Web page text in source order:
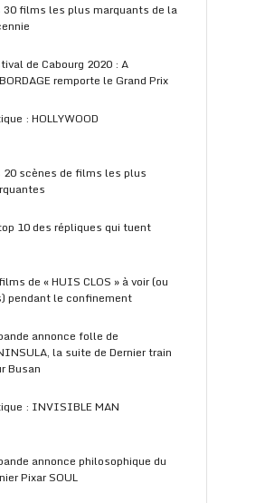
30 films les plus marquants de la
de Cabourg 2020 : A
remporte le Grand Prix
: HOLLYWOOD
20 scènes de films les plus
10 des répliques qui tuent
de « HUIS CLOS » à voir (ou
pendant le confinement
annonce folle de
la suite de Dernier train
Busan
: INVISIBLE MAN
annonce philosophique du
Pixar SOUL